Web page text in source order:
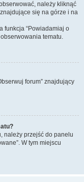
należy kliknąć
się na górze i na
funkcja “Powiadamiaj o
tematu.
forum” znajdujący
należy przejść do panelu
W tym miejscu